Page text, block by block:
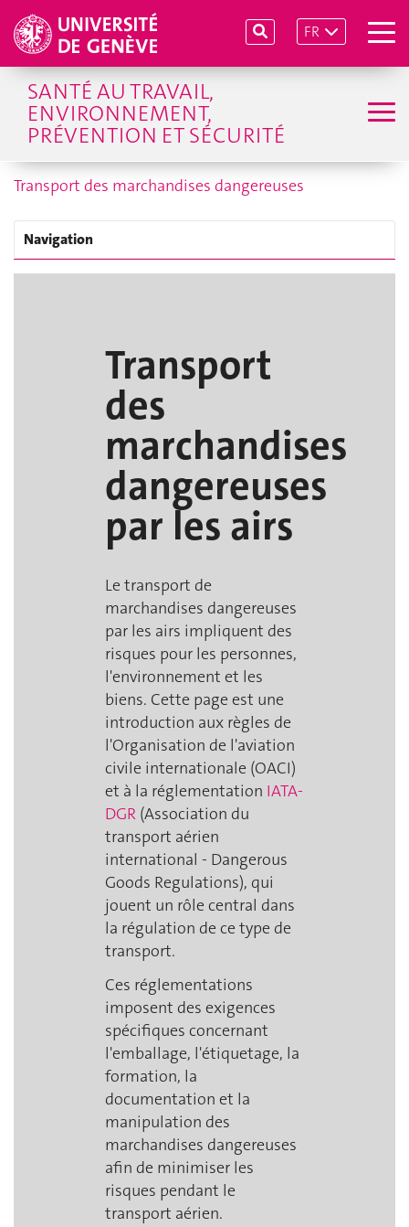
FR
SANTÉ AU TRAVAIL,
ENVIRONNEMENT,
PRÉVENTION ET SÉCURITÉ
Transport des marchandises dangereuses
Navigation
Transport
des
marchandises
dangereuses
par les airs
Le transport de
marchandises dangereuses
par les airs impliquent des
risques pour les personnes,
l'environnement et les
biens. Cette page est une
introduction aux règles de
l'Organisation de l'aviation
civile internationale (OACI)
et à la réglementation IATA-
DGR (Association du
transport aérien
international - Dangerous
Goods Regulations), qui
jouent un rôle central dans
la régulation de ce type de
transport.
Ces réglementations
imposent des exigences
spécifiques concernant
l'emballage, l'étiquetage, la
formation, la
documentation et la
manipulation des
marchandises dangereuses
afin de minimiser les
risques pendant le
transport aérien.